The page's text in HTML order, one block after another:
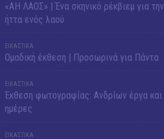
«ΑΗ ΛΑΟΣ» | Ένα σκηνικό ρέκβιεμ για την
ήττα ενός λαού
ΕΙΚΑΣΤΙΚΑ
Ομαδική έκθεση | Προσωρινά για Πάντα
ΕΙΚΑΣΤΙΚΑ
Έκθεση φωτογραφίας: Ανδρίων έργα και
ημέρες
ΕΙΚΑΣΤΙΚΑ